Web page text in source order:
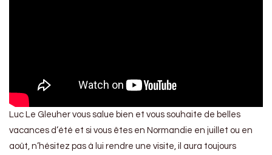
Luc Le Gleuher vous salue bien et vous souhaite de belles
vacances d’été et si vous êtes en Normandie en juillet ou en
août, n’hésitez pas à lui rendre une visite, il aura toujours